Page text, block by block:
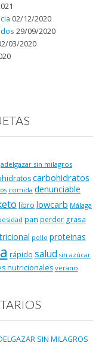
02/12/2020
29/09/2020
03/2020
adelgazar sin milagros
carbohidratos
comida denunciable
libro lowcarb Málaga
pan perder grasa
pollo proteinas
rápido salud sin azúcar
nutricionales verano
SIN MILAGROS